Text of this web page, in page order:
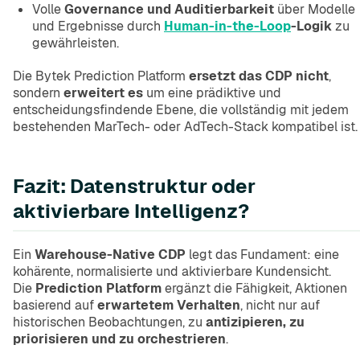
VolleGovernance und Auditierbarkeit über Modelle
und Ergebnisse durch Human-in-the-Loop-Logikzu
gewährleisten.
Die Bytek Prediction Platform ersetzt das CDP nicht,
sondern erweitert es um eine prädiktive und
entscheidungsfindende Ebene, die vollständig mit jedem
bestehenden MarTech- oder AdTech-Stack kompatibel ist.
Fazit: Datenstruktur oder
aktivierbare Intelligenz?
Ein Warehouse-Native CDP legt das Fundament: eine
kohärente, normalisierte und aktivierbare Kundensicht.
Die Prediction Platformergänzt die Fähigkeit, Aktionen
basierend auferwartetem Verhalten, nicht nur auf
historischen Beobachtungen, zu antizipieren, zu
priorisieren und zu orchestrieren.